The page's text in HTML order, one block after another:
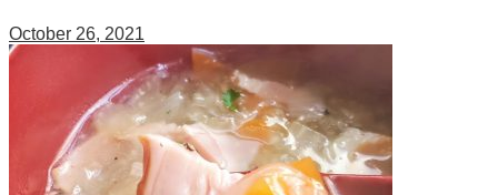
October 26, 2021